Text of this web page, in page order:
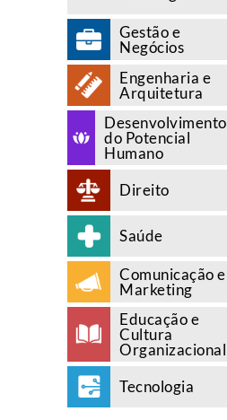
Gestão e
Negócios
Engenharia e
Arquitetura
Desenvolvimento
do Potencial
Humano
Direito
Saúde
Comunicação e
Marketing
Educação e
Cultura
Organizacional
Tecnologia